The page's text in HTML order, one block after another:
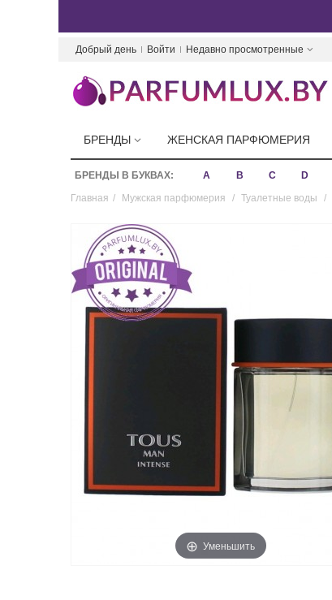
Добрый день Войти Недавно просмотренные
БРЕНДЫ ЖЕНСКАЯ ПАРФЮМЕРИЯ
БРЕНДЫ В БУКВАХ: A B C D
Главная / Мужская парфюмерия / Туалетные воды /
Уменьшить